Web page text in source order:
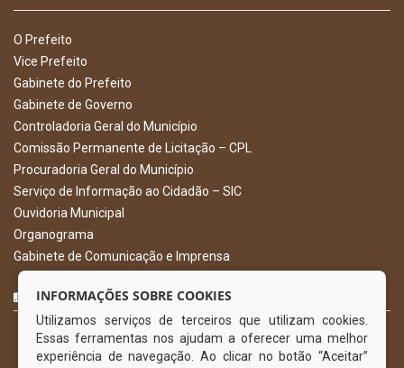
O Prefeito
Vice Prefeito
Gabinete do Prefeito
Gabinete de Governo
Controladoria Geral do Município
Comissão Permanente de Licitação – CPL
Procuradoria Geral do Município
Serviço de Informação ao Cidadão – SIC
Ouvidoria Municipal
Organograma
Gabinete de Comunicação e Imprensa
CURTA NOSSA FAN PAGE
INFORMAÇÕES SOBRE COOKIES
Utilizamos serviços de terceiros que utilizam cookies.
Essas ferramentas nos ajudam a oferecer uma melhor
experiência de navegação. Ao clicar no botão “Aceitar”